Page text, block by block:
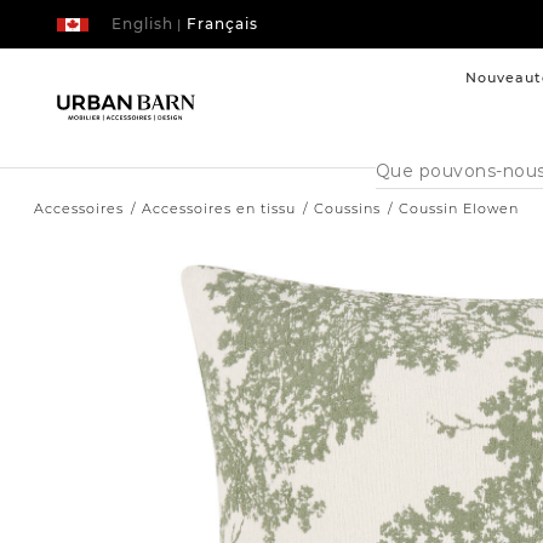
| Français
English
Cataloque
de
recherche
Accessoires Accessoires en tissu Coussins Coussin Elowen